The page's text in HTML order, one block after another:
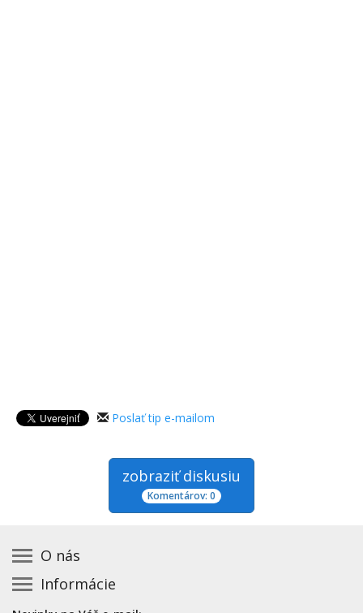
Poslať tip e-mailom
zobraziť diskusiu
Komentárov: 0
O nás
Kontakt na prevádzkovateľa
Informácie